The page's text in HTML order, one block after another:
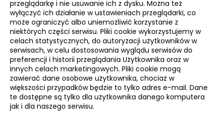
przeglądarkę i nie usuwanie ich z dysku. Można też
wyłączyć ich działanie w ustawieniach przeglądarki, co
może ograniczyć albo uniemożliwić korzystanie z
niektórych części serwisu. Pliki cookie wykorzystujemy w
celach statystycznych, do autoryzacji użytkowników w
serwisach, w celu dostosowania wyglądu serwisów do
preferencji i historii przeglądania Użytkownika oraz w
innych celach marketingowych. Pliki cookie mogą
zawierać dane osobowe użytkownika, chociaż w
większości przypadków będzie to tylko adres e-mail. Dane
te dostępne są tylko dla użytkownika danego komputera
jak i dla naszego serwisu.